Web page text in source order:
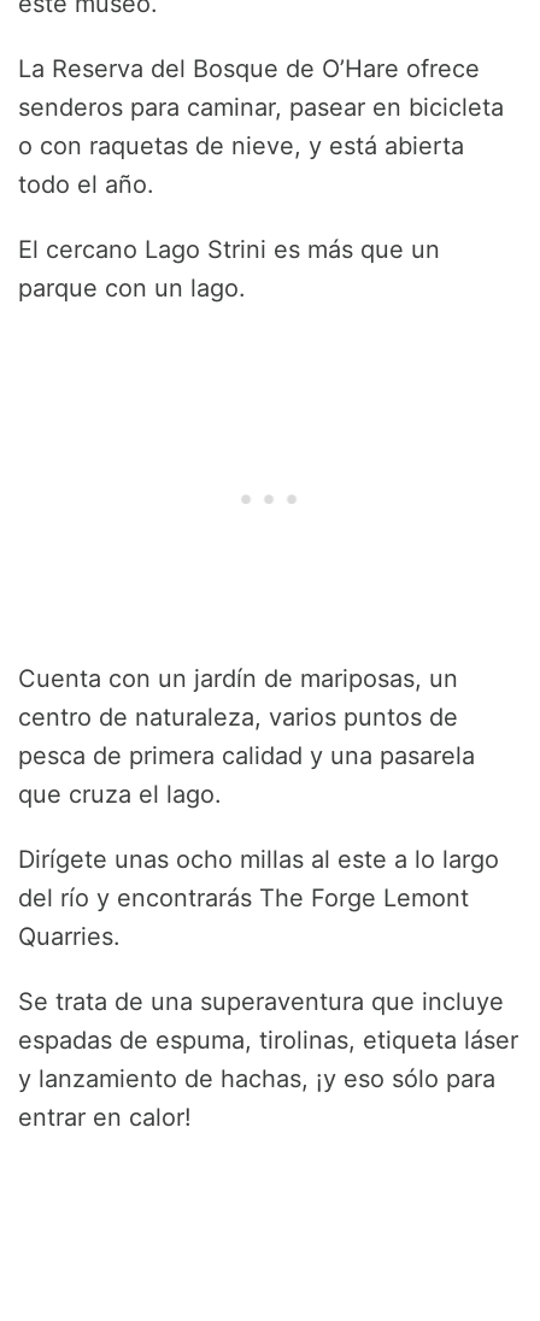
La Reserva del Bosque de O’Hare ofrece
senderos para caminar, pasear en bicicleta
o con raquetas de nieve, y está abierta
todo el año.
El cercano Lago Strini es más que un
parque con un lago.
Cuenta con un jardín de mariposas, un
centro de naturaleza, varios puntos de
pesca de primera calidad y una pasarela
que cruza el lago.
Dirígete unas ocho millas al este a lo largo
del río y encontrarás The Forge Lemont
Quarries.
Se trata de una superaventura que incluye
espadas de espuma, tirolinas, etiqueta láser
y lanzamiento de hachas, ¡y eso sólo para
entrar en calor!